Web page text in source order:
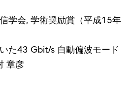
学会, 学術奨励賞（平成15年
た43 Gbit/s 自動偏波モード
章彦